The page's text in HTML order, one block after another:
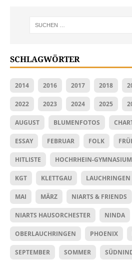
SCHLAGWÖRTER
2014 2016 2017 2018
2022 2023 2024 2025
AUGUST BLUMENFOTOS
ESSAY FEBRUAR FOLK
HITLISTE HOCHRHEIN-GYMNASIUM
KGT KLETTGAU LAUCHRINGEN
MAI MÄRZ NIARTS & FRIENDS
NIARTS HAUSORCHESTER NINDA
OBERLAUCHRINGEN PHOENIX
SEPTEMBER SOMMER